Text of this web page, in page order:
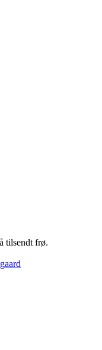
tilsendt frø.